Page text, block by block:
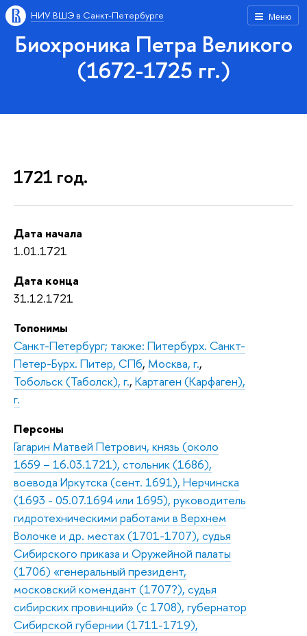
Меню
НИУ ВШЭ в Санкт-Петербурге
Биохроника Петра Великого
(1672-1725 гг.)
1721 год.
Дата начала
1.01.1721
Дата конца
31.12.1721
Топонимы
Санкт-Петербург; также: Питербурх. Санкт-
Петер-Бурх. Питер, СПб, Москва, г.,
Тобольск (Таболск), г., Картаген (Карфаген),
г.
Персоны
Гагарин Матвей Петрович, князь (около
1659 – 16.03.1721), стольник (1686),
воевода Иркутска (сент. 1691), Нерчинска
(1693 - 05.07.1694 или 1695), руководитель
гидротехническими работами в Верхнем
Волочке и др. местах (1701-1707), судья
Сибирского приказа и Оружейной палаты
(1706) «генеральный президент,
московский комендант (1707?), судья
сибирских провинций» (с 1708), губернатор
Сибирской губернии (1711-1719),